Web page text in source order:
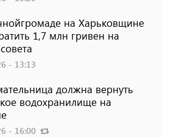
на Харьковщине
1,7 млн ​​гривен на
- 13:13
должна вернуть
водохранилище на
- 16:00